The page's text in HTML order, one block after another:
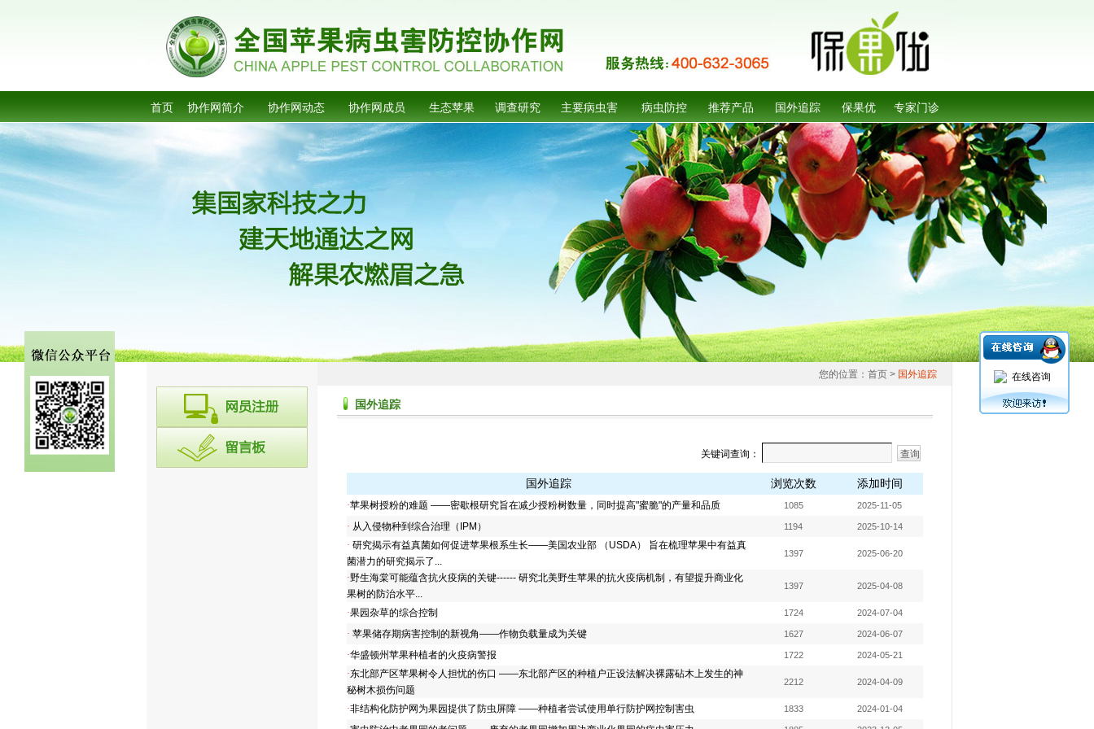
首页 协作网简介 协作网动态 协作网成员 生态苹果 调查研究 主要病虫害 病虫防控 推荐产品 国外追踪 保果优 专家门诊
您的位置： 首页 > 国外追踪
国外追踪
关键词查询：
国外追踪 浏览次数 添加时间
·苹果树授粉的难题 ——密歇根研究旨在减少授粉树数量，同时提高"蜜脆"的产量和品质 1085 2025-11-05
· 从入侵物种到综合治理（IPM） 1194 2025-10-14
· 研究揭示有益真菌如何促进苹果根系生长——美国农业部 （USDA） 旨在梳理苹果中有益真
菌潜力的研究揭示了...
1397 2025-06-20
·野生海棠可能蕴含抗火疫病的关键------ 研究北美野生苹果的抗火疫病机制，有望提升商业化
果树的防治水平...
1397 2025-04-08
·果园杂草的综合控制 1724 2024-07-04
· 苹果储存期病害控制的新视角——作物负载量成为关键 1627 2024-06-07
·华盛顿州苹果种植者的火疫病警报 1722 2024-05-21
·东北部产区苹果树令人担忧的伤口 ——东北部产区的种植户正设法解决裸露砧木上发生的神
秘树木损伤问题
2212 2024-04-09
·非结构化防护网为果园提供了防虫屏障 ——种植者尝试使用单行防护网控制害虫 1833 2024-01-04
在线咨询